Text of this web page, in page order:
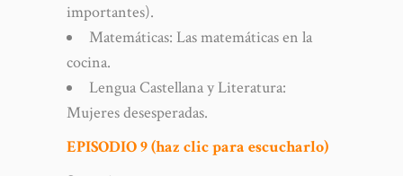
importantes).
Matemáticas: Las matemáticas en la
cocina.
Lengua Castellana y Literatura:
Mujeres desesperadas.
EPISODIO 9 (haz clic para escucharlo)